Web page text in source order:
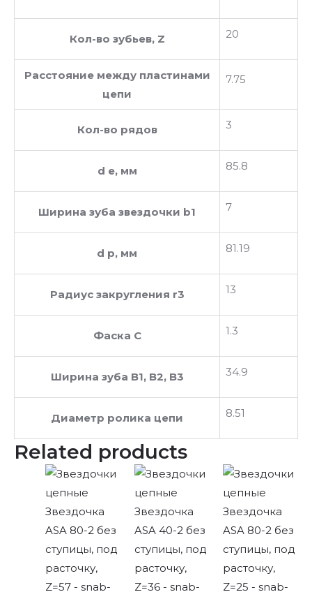
Кол-во зубьев, Z 20
Расстояние между пластинами
цепи
7.75
Кол-во рядов 3
d e, мм 85.8
Ширина зуба звездочки b1 7
d p, мм 81.19
Радиус закругления r3 13
Фаска C 1.3
Ширина зуба В1, В2, В3 34.9
Диаметр ролика цепи 8.51
Related products